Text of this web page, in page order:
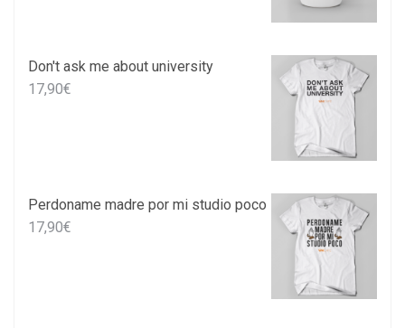
Don't ask me about university
17,90€
Perdoname madre por mi studio poco
17,90€